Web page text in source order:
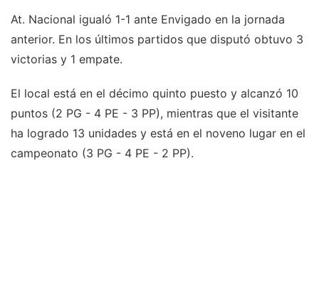
At. Nacional igualó 1-1 ante Envigado en la jornada
anterior. En los últimos partidos que disputó obtuvo 3
victorias y 1 empate.
El local está en el décimo quinto puesto y alcanzó 10
puntos (2 PG - 4 PE - 3 PP), mientras que el visitante
ha logrado 13 unidades y está en el noveno lugar en el
campeonato (3 PG - 4 PE - 2 PP).